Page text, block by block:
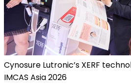
Cynosure Lutronic’s XERF
IMCAS Asia 2026